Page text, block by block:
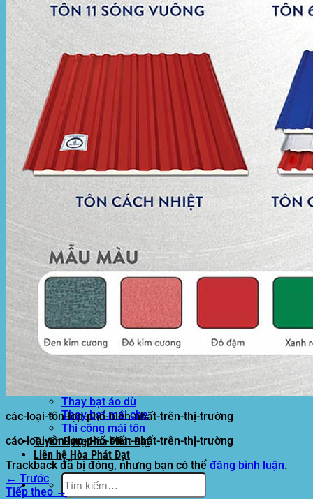
Bạt che tự cuốn
Bạt nhựa xanh cam
Bạt sọc 3 màu
Bạt nhựa giá rẻ
Bạt lót ao hồ
Bạt nhựa đen HDPE
Màng chống thấm HDPE
Sản Phẩm Dù Che Ngoài Trời
Dù che nắng
Dù che quán cafe
Dù che sự kiện
Dù lệch tâm
Sản Phẩm Mái Che Di Động
Mái hiên di động
Mái xếp di động
Nhà bạt di động
Motor kéo bạt che
Dự Án Hòa Phát Đạt
Lưới che nắng
Màng phủ nông nghiệp
Bạt Kéo Quán Cafe
Bạt Kéo Sân Trường
Thi Công Mái Xếp Hà Nội
Thi Công Mái Xếp TPHCM
Thi Công Mái Xếp Bình Dương
Thi Công Mái Xếp Biên Hòa
Tin tức
Hoạt động
May bạt mái che
Thi công bạt lót lồ
Thay bạt áo dù
Thay bạt mái che
Thi công mái tôn
Tuyển Dụng Hòa Phát Đạt
Liên hệ Hòa Phát Đạt
Tìm
kiếm:
các-loại-tôn-lợp-phổ-biến-nhất-trên-thị-trường
các-loại-tôn-lợp-phổ-biến-nhất-trên-thị-trường
Trackback đã bị đóng, nhưng bạn có thể đăng bình luận.
← Trước
Tiếp theo →